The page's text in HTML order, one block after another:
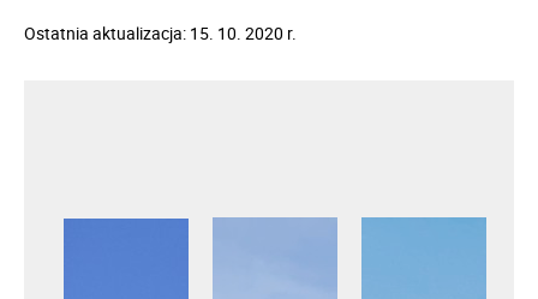
Ostatnia aktualizacja: 15. 10. 2020 r.